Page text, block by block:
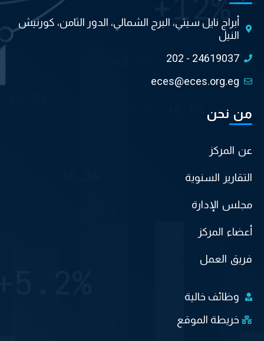
أبراج نايل سيتي، البرج الشمالي، الدور الثامن، كورنيش
النيل
202 - 24619037
eces@eces.org.eg
من نحن
عن المركز
التقارير السنوية
مجلس الإدارة
أعضاء المركز
فريق العمل
وظائف خالية
خريطة الموقع